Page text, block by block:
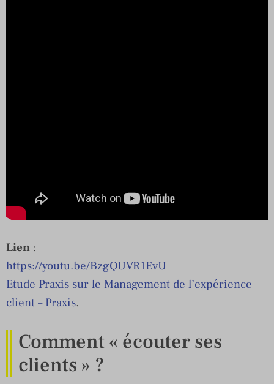
Lien :
https://youtu.be/BzgQUVR1EvU
Etude Praxis sur le Management de l’expérience
client – Praxis.
Comment « écouter ses
clients » ?